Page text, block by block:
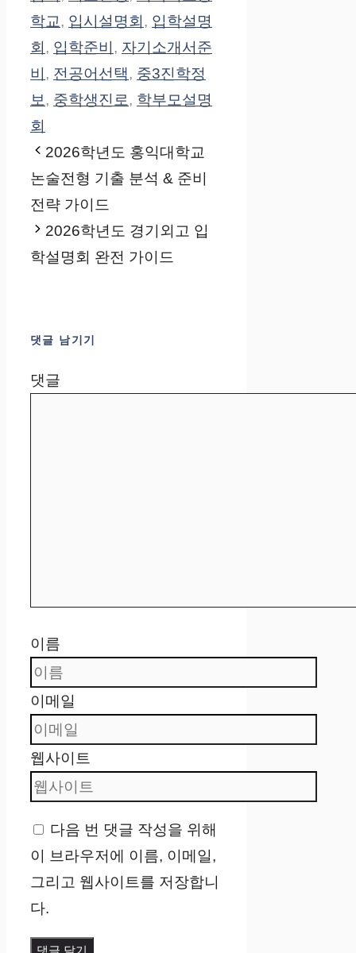
학교, 입시설명회 , 입학설명
회 , 입학준비 , 자기소개서준
비 , 전공어선택, 중3진학정
보, 중학생진로, 학부모설명
회
2026학년도 홍익대학교
논술전형 기출 분석 & 준비
전략 가이드
2026학년도 경기외고 입
학설명회 완전 가이드
댓글 남기기
댓글
이름
이메일
웹사이트
다음 번 댓글 작성을 위해
이 브라우저에 이름, 이메일,
그리고 웹사이트를 저장합니
다.